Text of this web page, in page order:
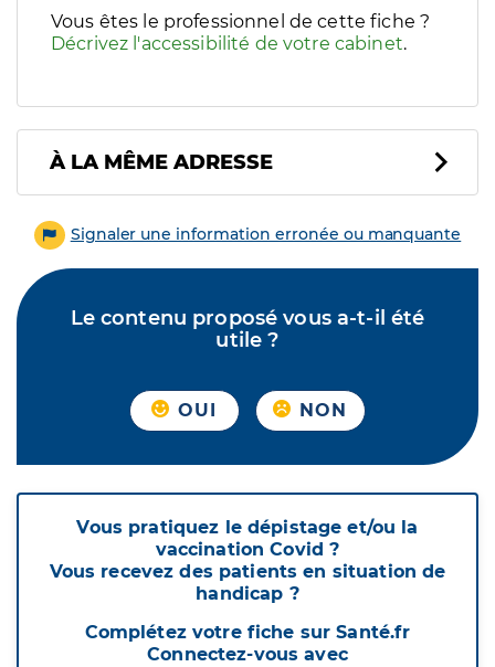
Vous êtes le professionnel de cette fiche ?
Décrivez l'accessibilité de votre cabinet.
À LA MÊME ADRESSE
Signaler une information erronée ou manquante
Le contenu proposé vous a-t-il été
utile ?
OUI NON
Vous pratiquez le dépistage et/ou la
vaccination Covid ?
Vous recevez des patients en situation de
handicap ?
Complétez votre fiche sur Santé.fr
Connectez-vous avec